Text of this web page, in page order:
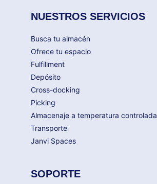
NUESTROS SERVICIOS
Busca tu almacén
Ofrece tu espacio
Fulfillment
Depósito
Cross-docking
Picking
Almacenaje a temperatura controlada
Transporte
Janvi Spaces
SOPORTE